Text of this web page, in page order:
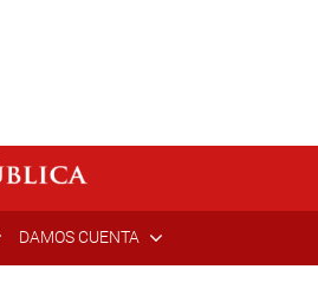
DAMOS CUENTA